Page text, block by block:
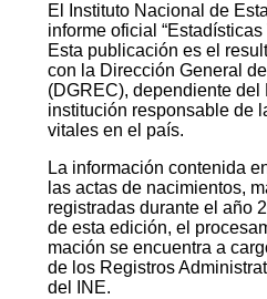
El Instituto Nacional de
informe oficial
Esta publicación es el
con la Dirección General
(DGREC), dependiente del
institución responsable de
vitales en el país.
La información contenida
las actas de nacimientos,
registradas durante el año
de esta edición, el
mación se encuentra a
de los Registros
del INE.